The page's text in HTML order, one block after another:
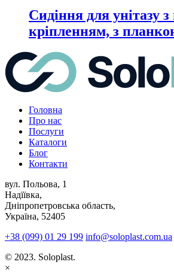
Сидіння для унітазу
кріпленням, з
Головна
Про нас
Послуги
Каталоги
Блог
Контакти
вул. Польова, 1
Надїївка,
Дніпропетровська область,
Україна, 52405
+38 (099) 01 29 199 info@soloplast.com.ua
© 2023. Soloplast.
×